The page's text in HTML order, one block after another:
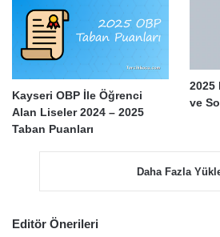
Kayseri OBP İle Öğrenci
Alan Liseler 2024 – 2025
Taban Puanları
2025
ve
Daha Fazla
Editör Önerileri